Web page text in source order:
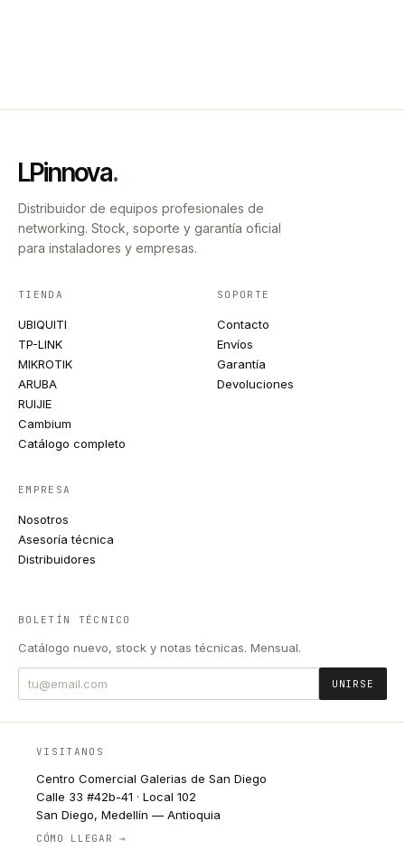
LPinnova.
Distribuidor de equipos profesionales de
networking. Stock, soporte y garantía oficial
para instaladores y empresas.
TIENDA
UBIQUITI
TP-LINK
MIKROTIK
ARUBA
RUIJIE
Cambium
Catálogo completo
SOPORTE
Contacto
Envíos
Garantía
Devoluciones
EMPRESA
Nosotros
Asesoría técnica
Distribuidores
BOLETÍN TÉCNICO
Catálogo nuevo, stock y notas técnicas. Mensual.
UNIRSE
VISITANOS
Centro Comercial Galerias de San Diego
Calle 33 #42b-41 · Local 102
San Diego, Medellín — Antioquia
CÓMO LLEGAR →